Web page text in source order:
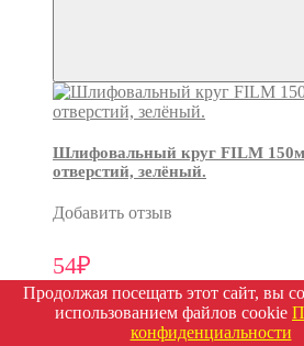
Шлифовальный круг FILM
отверстий, зелёный.
Добавить отзыв
54₽
Продолжая посещать этот сайт, вы
использованием файлов cookie
конфиденциальности